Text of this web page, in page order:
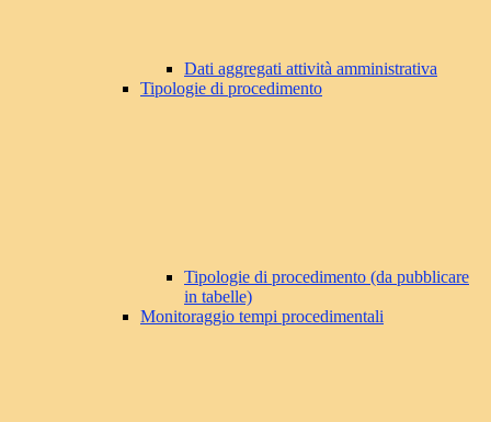
Dati aggregati attività amministrativa
Tipologie di procedimento
Tipologie di procedimento (da pubblicare
in tabelle)
Monitoraggio tempi procedimentali